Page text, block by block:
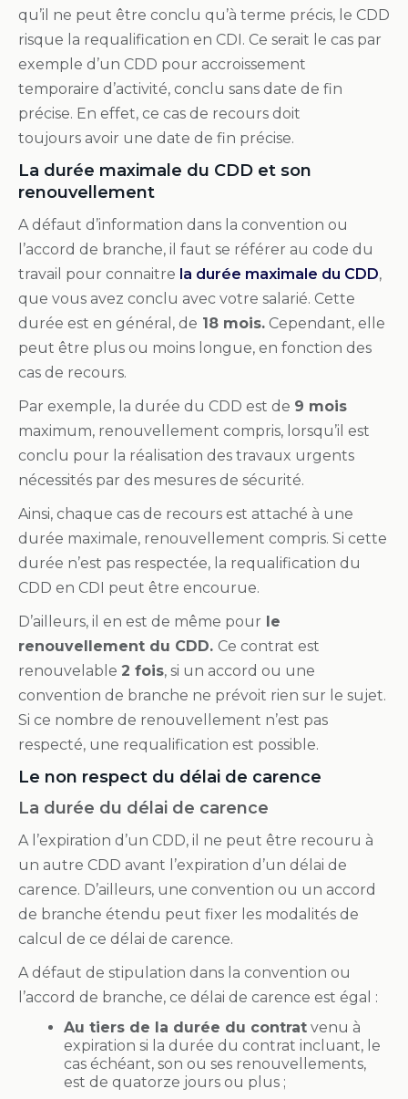
qu’il ne peut être conclu qu’à terme précis, le CDD
risque la requalification en CDI. Ce serait le cas par
exemple d’un CDD pour accroissement
temporaire d’activité, conclu sans date de fin
précise. En effet, ce cas de recours doit
toujours avoir une date de fin précise.
La durée maximale du CDD et son
renouvellement
A défaut d’information dans la convention ou
l’accord de branche, il faut se référer au code du
travail pour connaitre la durée maximale du CDD,
que vous avez conclu avec votre salarié. Cette
durée est en général, de 18 mois. Cependant, elle
peut être plus ou moins longue, en fonction des
cas de recours.
Par exemple, la durée du CDD est de 9 mois
maximum, renouvellement compris, lorsqu’il est
conclu pour la réalisation des travaux urgents
nécessités par des mesures de sécurité.
Ainsi, chaque cas de recours est attaché à une
durée maximale, renouvellement compris. Si cette
durée n’est pas respectée, la requalification du
CDD en CDI peut être encourue.
D’ailleurs, il en est de même pour le
renouvellement du CDD. Ce contrat est
renouvelable 2 fois, si un accord ou une
convention de branche ne prévoit rien sur le sujet.
Si ce nombre de renouvellement n’est pas
respecté, une requalification est possible.
Le non respect du délai de carence
La durée du délai de carence
A l’expiration d’un CDD, il ne peut être recouru à
un autre CDD avant l’expiration d’un délai de
carence. D’ailleurs, une convention ou un accord
de branche étendu peut fixer les modalités de
calcul de ce délai de carence.
A défaut de stipulation dans la convention ou
l’accord de branche, ce délai de carence est égal :
Au tiers de la durée du contrat venu à
expiration si la durée du contrat incluant, le
cas échéant, son ou ses renouvellements,
est de quatorze jours ou plus ;